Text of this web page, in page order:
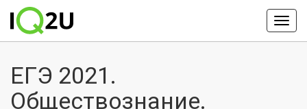
ЕГЭ 2021.
Обществознание.